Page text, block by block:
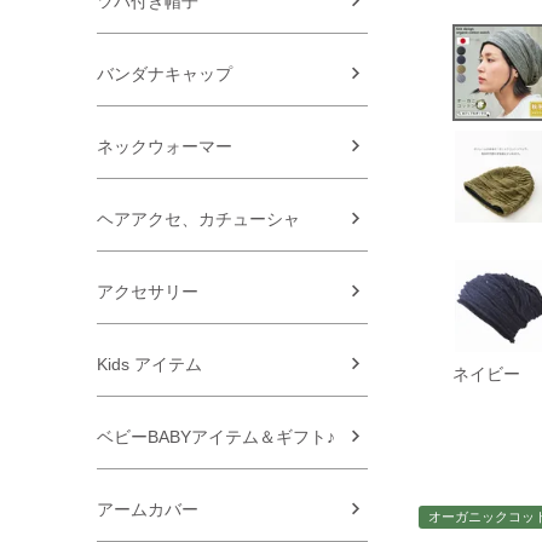
バンダナキャップ
ネックウォーマー
ヘアアクセ、カチューシャ
アクセサリー
Kids アイテム
ベビーBABYアイテム＆ギフト♪
アームカバー
ネイビー
オーガニックコッ